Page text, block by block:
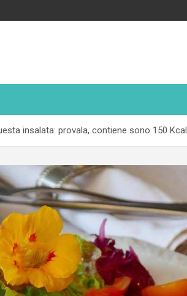
insalata: provala, contiene sono 150 Kcal